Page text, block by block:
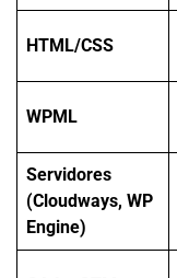
HTML/CSS
WPML
Servidores
(Cloudways, WP
Engine)